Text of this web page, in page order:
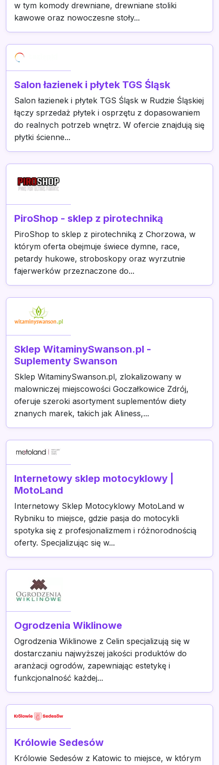
w tym komody drewniane, drewniane stoliki
kawowe oraz nowoczesne stoły...
Salon łazienek i płytek TGS Śląsk
Salon łazienek i płytek TGS Śląsk w Rudzie Śląskiej
łączy sprzedaż płytek i osprzętu z dopasowaniem
do realnych potrzeb wnętrz. W ofercie znajdują się
płytki ścienne...
PiroShop - sklep z pirotechniką
PiroShop to sklep z pirotechniką z Chorzowa, w
którym oferta obejmuje świece dymne, race,
petardy hukowe, stroboskopy oraz wyrzutnie
fajerwerków przeznaczone do...
Sklep WitaminySwanson.pl -
Suplementy Swanson
Sklep WitaminySwanson.pl, zlokalizowany w
malowniczej miejscowości Goczałkowice Zdrój,
oferuje szeroki asortyment suplementów diety
znanych marek, takich jak Aliness,...
Internetowy sklep motocyklowy |
MotoLand
Internetowy Sklep Motocyklowy MotoLand w
Rybniku to miejsce, gdzie pasja do motocykli
spotyka się z profesjonalizmem i różnorodnością
oferty. Specjalizując się w...
Ogrodzenia Wiklinowe
Ogrodzenia Wiklinowe z Celin specjalizują się w
dostarczaniu najwyższej jakości produktów do
aranżacji ogrodów, zapewniając estetykę i
funkcjonalność każdej...
Królowie Sedesów
Królowie Sedesów z Katowic to miejsce, w którym